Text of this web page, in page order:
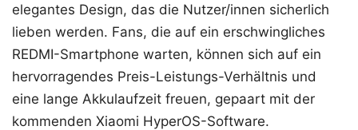
elegantes Design, das die Nutzer/innen sicherlich
lieben werden. Fans, die auf ein erschwingliches
REDMI-Smartphone warten, können sich auf ein
hervorragendes Preis-Leistungs-Verhältnis und
eine lange Akkulaufzeit freuen, gepaart mit der
kommenden Xiaomi HyperOS-Software.